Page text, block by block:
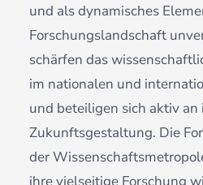
und als dynamisches
Forschungslandschaft
schärfen das
im nationalen und
und beteiligen sich aktiv an
Zukunftsgestaltung. Die
der